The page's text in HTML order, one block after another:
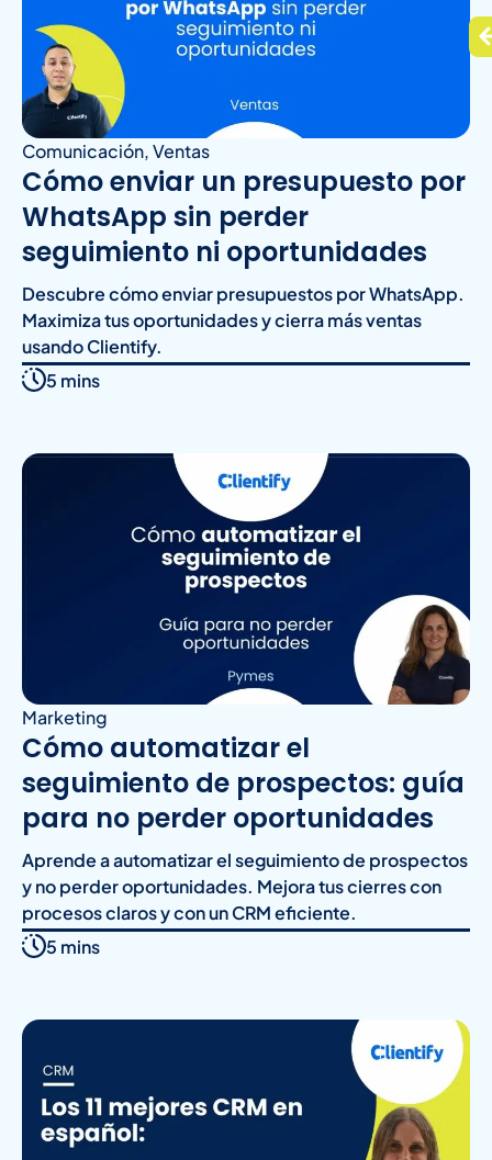
Comunicación,Ventas
Cómo enviar un presupuesto por
WhatsApp sin perder
seguimiento ni oportunidades
Descubre cómo enviar presupuestos por WhatsApp.
Maximiza tus oportunidades y cierra más ventas
usando Clientify.
5 mins
Marketing
Cómo automatizar el
seguimiento de prospectos: guía
para no perder oportunidades
Aprende a automatizar el seguimiento de prospectos
y no perder oportunidades. Mejora tus cierres con
procesos claros y con un CRM eficiente.
5 mins